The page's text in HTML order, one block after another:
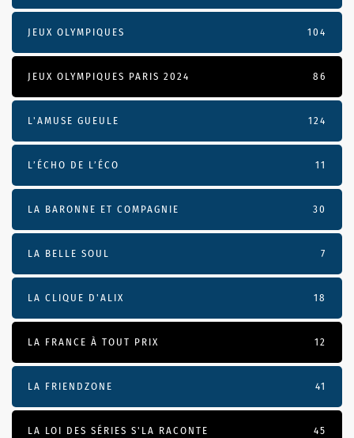
JEUX OLYMPIQUES 104
JEUX OLYMPIQUES PARIS 2024 86
L'AMUSE GUEULE 124
L’ÉCHO DE L’ÉCO 11
LA BARONNE ET COMPAGNIE 30
LA BELLE SOUL 7
LA CLIQUE D'ALIX 18
LA FRANCE À TOUT PRIX 12
LA FRIENDZONE 41
LA LOI DES SÉRIES S'LA RACONTE 45